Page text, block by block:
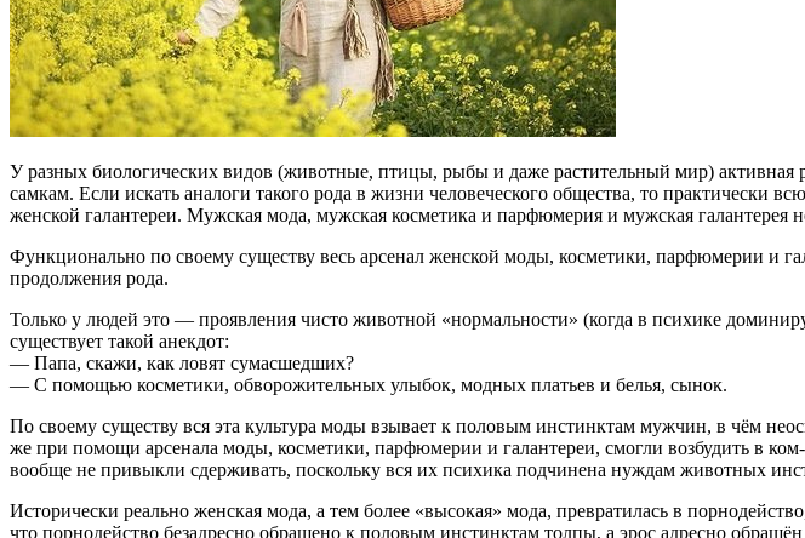
У разных биологических видов (животные, птицы, рыбы и даже растительный мир)
самкам. Если искать аналоги такого рода в жизни человеческого общества, то
женской галантереи. Мужская мода, мужская косметика и парфюмерия и мужская
Функционально по своему существу весь арсенал женской моды, косметики, парфюмерии и
продолжения рода.
Только у людей это — проявления чисто животной «нормальности» (когда в психике
существует такой анекдот:
— Папа, скажи, как ловят сумасшедших?
— С помощью косметики, обворожительных улыбок, модных платьев и белья, сынок.
По своему существу вся эта культура моды взывает к половым инстинктам мужчин, в чём
же при помощи арсенала моды, косметики, парфюмерии и галантереи, смогли возбудить в
вообще не привыкли сдерживать, поскольку вся их психика подчинена нуждам животных
Исторически реально женская мода, а тем более «высокая» мода, превратилась в
что порнодейство безадресно обращено к половым инстинктам толпы, а эрос адресно